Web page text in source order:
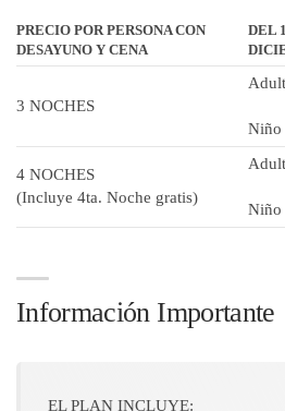
PRECIO POR PERSONA CON
DESAYUNO Y CENA
DEL
3 NOCHES
Niño
4 NOCHES
(Incluye 4ta. Noche gratis)
Niño
Información Importante
EL PLAN INCLUYE: